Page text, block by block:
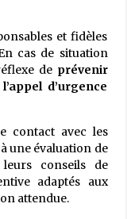
Musulmans,
hautes autorités
et fidèles
cas de situation
de prévenir
d’urgence
contact avec les
une évaluation de
conseils de
adaptés aux
attendue.